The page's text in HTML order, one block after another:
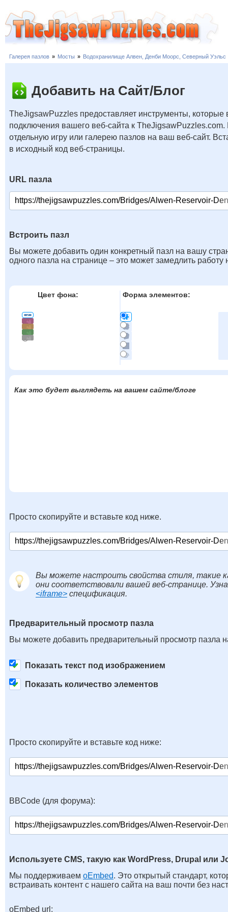
Галерея пазлов » Мосты » Водохранилище Алвен, Денби Моорс, Северный Уэльс
Добавить на Сайт/Блог
TheJigsawPuzzles предоставляет инструменты, которые
подключения вашего веб-сайта к
отдельную игру или галерею пазлов на ваш веб-сайт.
в исходный код веб-страницы.
URL пазла
Встроить пазл
Вы можете добавить один конкретный пазл на вашу
одного пазла на странице – это может замедлить
Цвет фона: Форма элементов:
Как это будет выглядеть на вашем сайте/блоге
Просто скопируйте и вставьте код ниже.
Вы можете настроить свойства стиля, такие
они соответствовали вашей веб-странице.
<iframe> спецификация.
Предварительный просмотр пазла
Вы можете добавить предварительный просмотр пазла
Показать текст под изображением
Показать количество элементов
Просто скопируйте и вставьте код ниже:
BBCode (для форума):
Используете CMS, такую как WordPress, Drupal или
Мы поддерживаем oEmbed. Это открытый стандарт,
встраивать контент с нашего сайта на ваш почти без
oEmbed url: